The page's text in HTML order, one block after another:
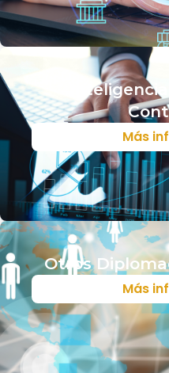
Más
Otros
Más